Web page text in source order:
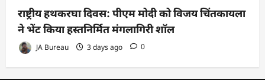
राष्ट्रीय हथकरघा दिवस: पीएम मोदी को विजय चिंतकायला
ने भेंट किया हस्तनिर्मित मंगलागिरी शॉल
JA Bureau 3 days ago 0